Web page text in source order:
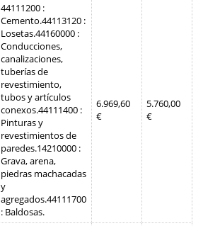
44111200 :
Cemento.44113120 :
Losetas.44160000 :
Conducciones,
canalizaciones,
tuberías de
revestimiento,
tubos y artículos
conexos.44111400 :
Pinturas y
revestimientos de
paredes.14210000 :
Grava, arena,
piedras machacadas
y
agregados.44111700
: Baldosas.
6.969,60
€
5.760,00
€